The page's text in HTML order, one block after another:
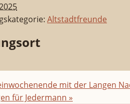
Altstadtfreunde
mit der Langen
für Jedermann »